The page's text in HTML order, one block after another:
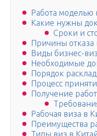
Работа моделью
Какие нужны
Сроки и
Причины отказа
Виды бизнес-
Необходимые
Порядок
Процесс
Получение
Рабочая виза в
Преимущества
Типы виз в